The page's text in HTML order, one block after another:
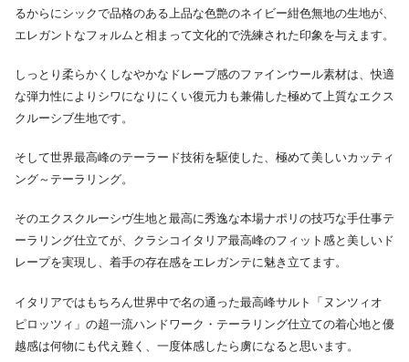
るからにシックで品格のある上品な色艶のネイビー紺色無地の生地が、
エレガントなフォルムと相まって文化的で洗練された印象を与えます。
しっとり柔らかくしなやかなドレープ感のファインウール素材は、快適
な弾力性によりシワになりにくい復元力も兼備した極めて上質なエクス
クルーシブ生地です。
そして世界最高峰のテーラード技術を駆使した、極めて美しいカッティ
ング～テーラリング。
そのエクスクルーシヴ生地と最高に秀逸な本場ナポリの技巧な手仕事テ
ーラリング仕立てが、クラシコイタリア最高峰のフィット感と美しいド
レープを実現し、着手の存在感をエレガンテに魅き立てます。
イタリアではもちろん世界中で名の通った最高峰サルト「ヌンツィオ
ピロッツィ」の超一流ハンドワーク・テーラリング仕立ての着心地と優
越感は何物にも代え難く、一度体感したら虜になると思います。